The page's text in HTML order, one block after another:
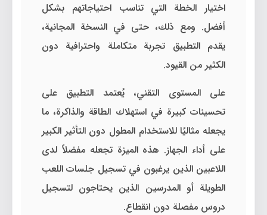
اختيار الخطة التي تناسب احتياجاتهم بشكل
أفضل. ومع ذلك، حتى في النسخة المجانية،
يقدم التطبيق تجربة متكاملة واحترافية دون
الكثير من القيود.
على المستوى التقني، يُعتمد التطبيق على
تحسينات كبيرة في استهلاك الطاقة والذاكرة، ما
يجعله مثاليًا للاستخدام المطول دون التأثير الكبير
على أداء الجهاز. هذه الميزة تجعله مفضلاً لدى
اللاعبين الذين يرغبون في تسجيل جلسات اللعب
الطويلة أو المدرسين الذين يحتاجون لتسجيل
دروس مفصلة دون انقطاع.